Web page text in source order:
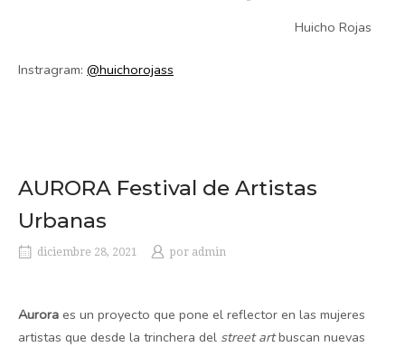
Huicho Rojas
Instragram: @huichorojass
AURORA Festival de Artistas
Urbanas
diciembre 28, 2021 por admin
Aurora es un proyecto que pone el reflector en las mujeres
artistas que desde la trinchera del street artbuscan nuevas